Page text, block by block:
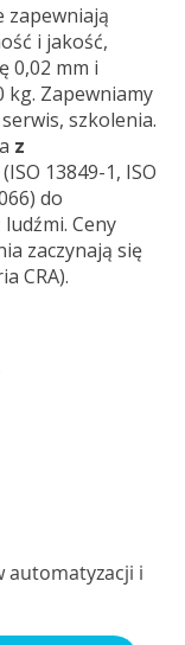
zapewniają
i jakość,
0,02 mm i
kg. Zapewniamy
szkolenia.
z
(ISO 13849-1, ISO
do
Ceny
zaczynają się
CRA).
automatyzacji i